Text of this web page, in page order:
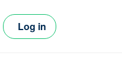
Log in